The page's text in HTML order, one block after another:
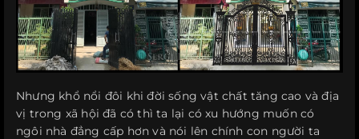
Nhưng khổ nổi đôi khi đời sống vật chất tăng cao và địa
vị trong xã hội đã có thì ta lại có xu hướng muốn có
ngôi nhà đẳng cấp hơn và nói lên chính con người ta